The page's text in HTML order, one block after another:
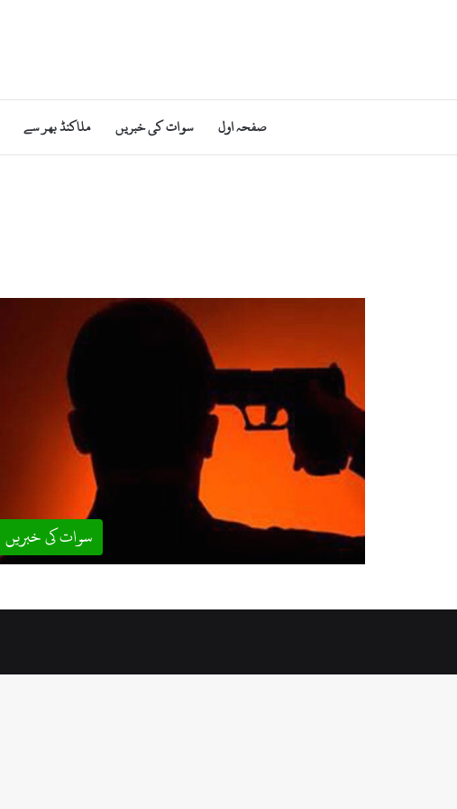
صفحہ اول سوات کی خبریں ملاکنڈ بھر سے
سوات کی خبریں